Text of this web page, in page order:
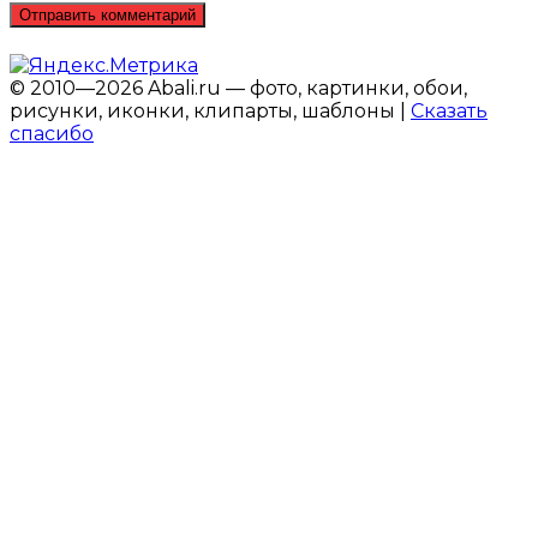
© 2010—2026 Abali.ru — фото, картинки, обои,
рисунки, иконки, клипарты, шаблоны | Сказать
спасибо